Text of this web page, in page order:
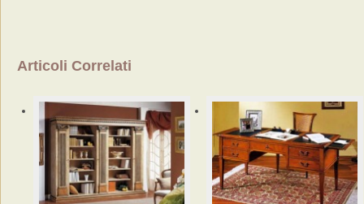
Articoli Correlati
ufficio
classiche
Guida
alla